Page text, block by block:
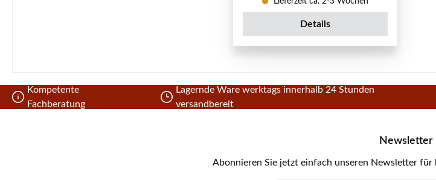
Details
Kompetente
Fachberatung
Lagernde Ware werktags innerhalb 24 Stunden
versandbereit
Newsletter
Abonnieren Sie jetzt einfach unseren Newsletter